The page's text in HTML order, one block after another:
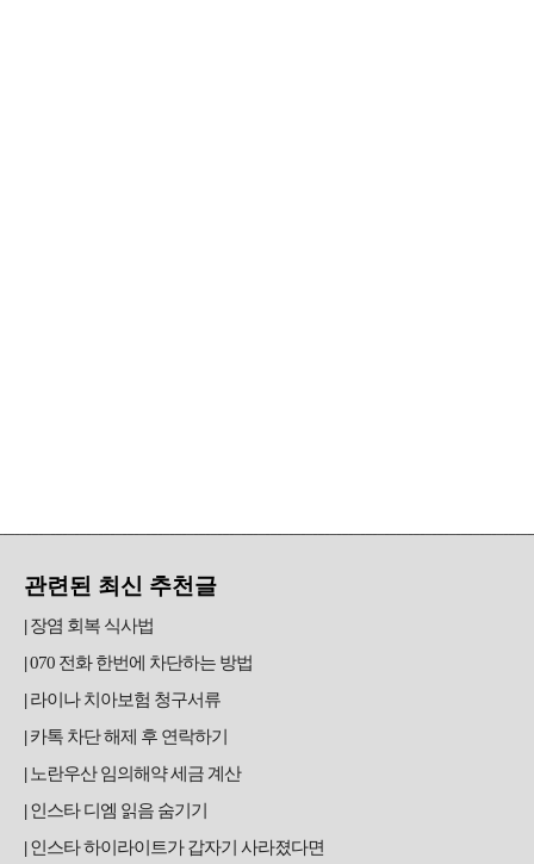
관련된 최신 추천글
장염 회복 식사법
070 전화 한번에 차단하는 방법
라이나 치아보험 청구서류
카톡 차단 해제 후 연락하기
노란우산 임의해약 세금 계산
인스타 디엠 읽음 숨기기
인스타 하이라이트가 갑자기 사라졌다면